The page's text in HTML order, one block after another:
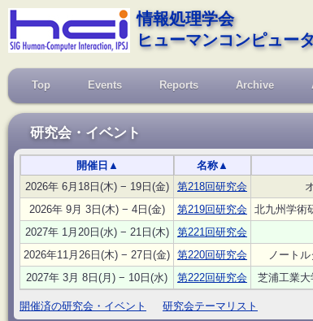
情報処理学会
ヒューマンコンピュー
Top Events Reports Archive
研究会・イベント
開催日 ▲ 名称▲
2026年 6月18日(木) − 19日(金)
第218回研究会
2026年 9月 3日(木) − 4日(金)
第219回研究会 北九州学術
2027年 1月20日(水) − 21日(木)
第221回研究会
2026年11月26日(木) − 27日(金) 第220回研究会 ノート
2027年 3月 8日(月) − 10日(水)
第222回研究会 芝浦工業大
開催済の研究会・イベント 研究会テーマリスト